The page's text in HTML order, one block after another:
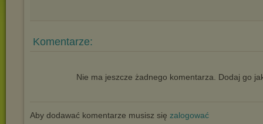
Komentarze:
Nie ma jeszcze żadnego komentarza. Dodaj go
Aby dodawać komentarze musisz się zalogować